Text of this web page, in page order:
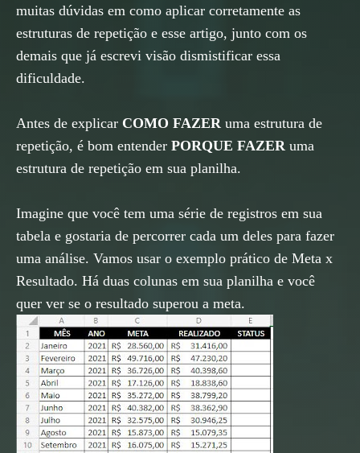
muitas dúvidas em como aplicar corretamente as
estruturas de repetição e esse artigo, junto com os
demais que já escrevi visão dismistificar essa
dificuldade.
Antes de explicar COMO FAZER uma estrutura de
repetição, é bom entender PORQUE FAZER uma
estrutura de repetição em sua planilha.
Imagine que você tem uma série de registros em sua
tabela e gostaria de percorrer cada um deles para fazer
uma análise. Vamos usar o exemplo prático de Meta x
Resultado. Há duas colunas em sua planilha e você
quer ver se o resultado superou a meta.